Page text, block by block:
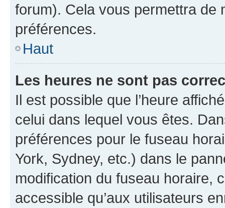
forum). Cela vous permettra de
préférences.
Haut
Les heures ne sont pas
Il est possible que l’heure
celui dans lequel vous êtes.
préférences pour le fuseau
York, Sydney, etc.) dans le
modification du fuseau horaire,
accessible qu’aux utilisateurs